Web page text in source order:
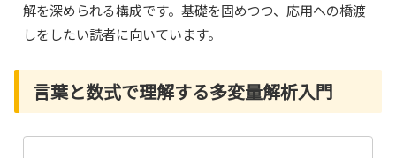
解を深められる構成です。基礎を固めつつ、応用への橋渡
しをしたい読者に向いています。
言葉と数式で理解する多変量解析入門